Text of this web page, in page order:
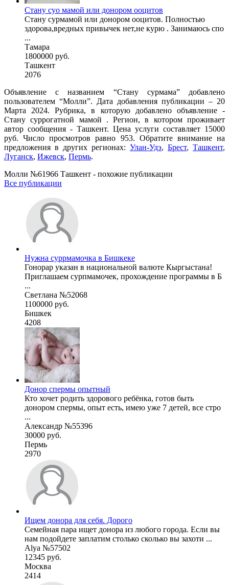
Стану суо мамой или донором ооцитов
Стану сурмамой или донором ооцитов. Полностью
здорова,вредных привычек нет,не курю . Занимаюсь спо
...
Тамара
1800000 руб.
Ташкент
2076
Объявление с названием “Стану сурмама” добавлено
пользователем “Молли”. Дата добавления публикации – 20
Марта 2024. Рубрика, в которую добавлено объявление -
Cтану суррогатной мамой . Регион, в котором проживает
автор сообщения - Ташкент. Цена услуги составляет 15000
руб. Число просмотров равно 953. Обратите внимание на
предложения в других регионах: Улан-Удэ, Брест, Ташкент,
Луганск, Ижевск, Пермь.
Молли №61966 Ташкент - похожие публикации
Все публикации
Нужна суррмамочка в Бишкеке
Гонорар указан в национальной валюте Кыргыстана!
Приглашаем сурпмамочек, прохождение программы в Б
...
Светлана №52068
1100000 руб.
Бишкек
4208
Донор спермы опытный
Кто хочет родить здорового ребёнка, готов быть
донором спермы, опыт есть, имею уже 7 детей, все стро
...
Александр №55396
30000 руб.
Пермь
2970
Ищем донора для себя. Дорого
Семейная пара ищет донора из любого города. Если вы
нам подойдете заплатим столько сколько вы захоти ...
Alya №57502
12345 руб.
Москва
2414